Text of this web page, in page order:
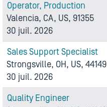
Operator, Production
Valencia, CA, US, 91355
30 juil. 2026
Sales Support Specialist
Strongsville, OH, US, 44149
30 juil. 2026
Quality Engineer